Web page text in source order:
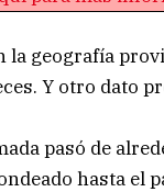
la geografía
Y otro dato
pasó de
hasta el